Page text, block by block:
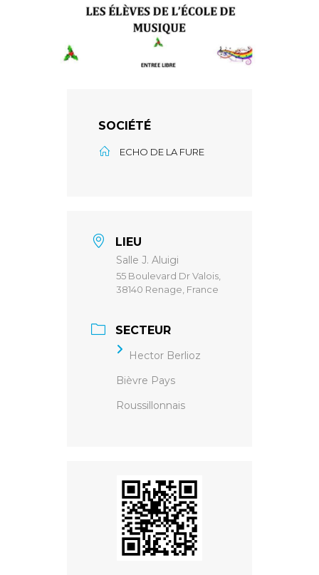
SOCIÉTÉ
ECHO DE LA FURE
LIEU
Salle J. Aluigi
55 Boulevard Dr Valois,
38140 Renage, France
SECTEUR
Hector Berlioz
Bièvre Pays
Roussillonnais